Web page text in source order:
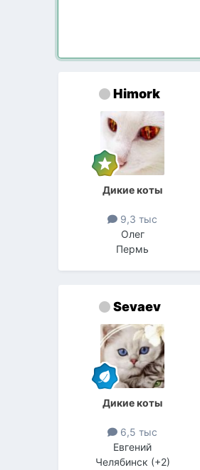
Himork
Дикие коты
9,3 тыс
Олег
Пермь
Sevaev
Дикие коты
6,5 тыс
Евгений
Челябинск (+2)